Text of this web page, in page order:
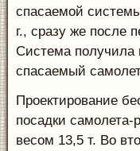
спасаемой
г., сразу же после
Система получила
спасаемый
Проектирование
посадки
весом 13,5 т. Во